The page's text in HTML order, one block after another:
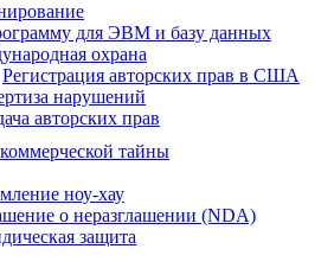
для ЭВМ и базу данных
охрана
Регистрация авторских прав в США
нарушений
авторских прав
тайны
ноу-хау
о неразглашении (NDA)
защита